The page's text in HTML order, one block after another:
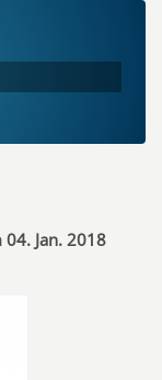
04. Jan. 2018